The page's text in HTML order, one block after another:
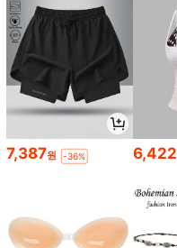
7,387원 -36% 6,422